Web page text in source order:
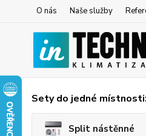
O nás Naše služby
Sety do jedné místnosti:
Split nástěnné